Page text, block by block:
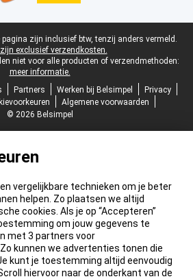
pagina zijn inclusief btw, tenzij anders vermeld.
exclusief verzendkosten.
niet voor alle producten of verzendmethoden:
meer informatie.
Partners Werken bij Belsimpel
Privacy
Algemene voorwaarden
© 2026 Belsimpel
vergelijkbare technieken om je beter
helpen. Zo plaatsen we altijd
cookies. Als je op “Accepteren”
om jouw gegevens te
met 3 partners voor
kunnen we advertenties tonen die
kunt je toestemming altijd eenvoudig
hiervoor naar de onderkant van de